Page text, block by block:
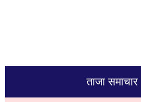
ताजा समाचार